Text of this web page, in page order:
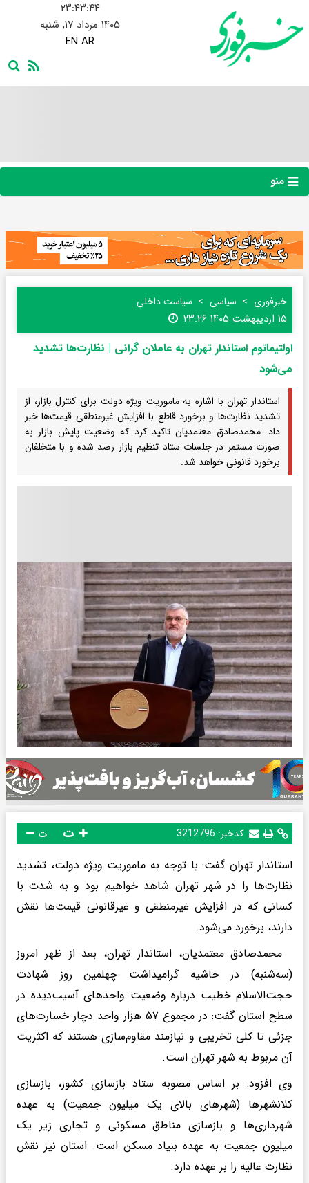
۲۳:۴۳:۴۵
۱۴۰۵ مرداد ۱۷, شنبه
EN AR
منو
خبرفوری سیاسی سیاست داخلی
۱۵ اردیبهشت ۱۴۰۵ ۲۳:۲۶
اولتیماتوم استاندار تهران به عاملان گرانی‌ | نظارت‌ها تشدید
می‌شود
استاندار تهران با اشاره به ماموریت ویژه دولت برای کنترل بازار، از
تشدید نظارت‌ها و برخورد قاطع با افزایش غیرمنطقی قیمت‌ها خبر
داد. محمدصادق معتمدیان تاکید کرد که وضعیت پایش بازار به
صورت مستمر در جلسات ستاد تنظیم بازار رصد شده و با متخلفان
برخورد قانونی خواهد شد.
کدخبر: 3212796 ت
استاندار تهران گفت: با توجه به ماموریت ویژه دولت، تشدید
نظارت‌ها را در شهر تهران شاهد خواهیم بود و به شدت با
کسانی که در افزایش غیرمنطقی و غیرقانونی قیمت‌ها نقش
دارند، برخورد می‌شود.
محمدصادق معتمدیان، استاندار تهران، بعد از ظهر امروز
(سه‌شنبه) در حاشیه گرامیداشت چهلمین روز شهادت
حجت‌الاسلام خطیب درباره وضعیت واحدهای آسیب‌دیده در
سطح استان گفت: در مجموع ۵۷ هزار واحد دچار خسارت‌های
جزئی تا کلی تخریبی و نیازمند مقاوم‌سازی هستند که اکثریت
آن مربوط به شهر تهران است.
وی افزود: بر اساس مصوبه ستاد بازسازی کشور، بازسازی
کلانشهرها (شهرهای بالای یک میلیون جمعیت) به عهده
شهرداری‌ها و بازسازی مناطق مسکونی و تجاری زیر یک
میلیون جمعیت به عهده بنیاد مسکن است. استان نیز نقش
نظارت عالیه را بر عهده دارد.